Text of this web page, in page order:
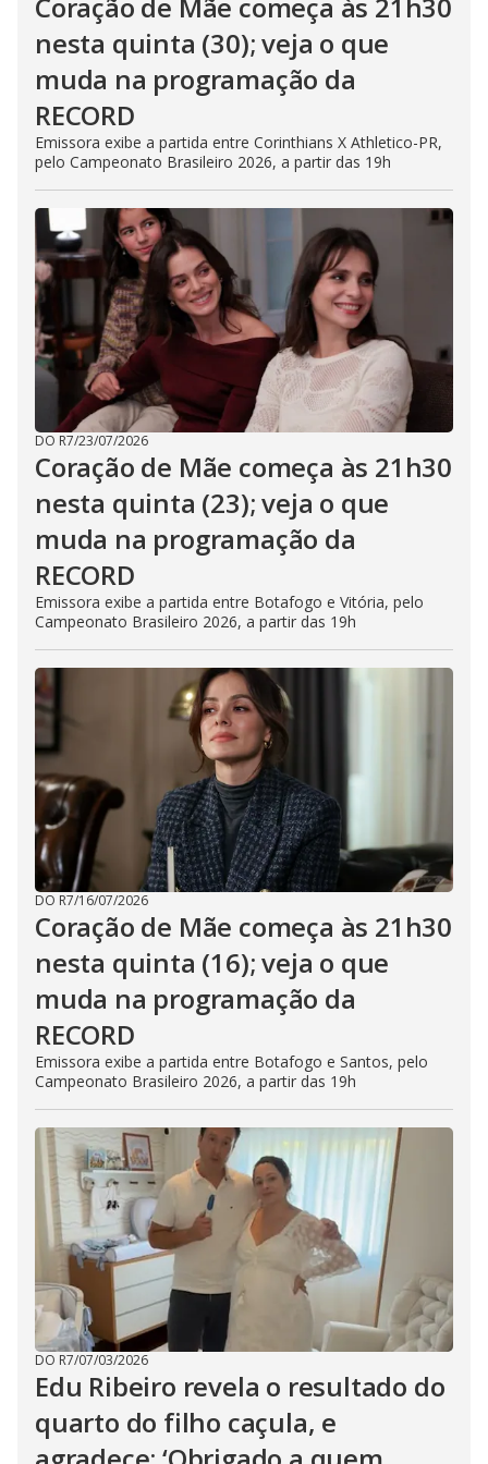
nesta quinta (30); veja o que
muda na programação da
RECORD
Emissora exibe a partida entre Corinthians X Athletico-PR,
pelo Campeonato Brasileiro 2026, a partir das 19h
DO R7/23/07/2026
Coração de Mãe começa às 21h30
nesta quinta (23); veja o que
muda na programação da
RECORD
Emissora exibe a partida entre Botafogo e Vitória, pelo
Campeonato Brasileiro 2026, a partir das 19h
DO R7/16/07/2026
Coração de Mãe começa às 21h30
nesta quinta (16); veja o que
muda na programação da
RECORD
Emissora exibe a partida entre Botafogo e Santos, pelo
Campeonato Brasileiro 2026, a partir das 19h
DO R7/07/03/2026
Edu Ribeiro revela o resultado do
quarto do filho caçula, e